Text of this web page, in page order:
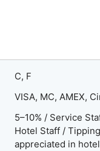
C, F
VISA, MC, AMEX,
5–10% / Service
Hotel Staff /
appreciated in